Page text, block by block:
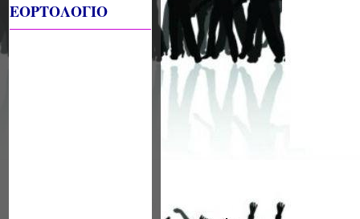
ΕΟΡΤΟΛΟΓΙΟ